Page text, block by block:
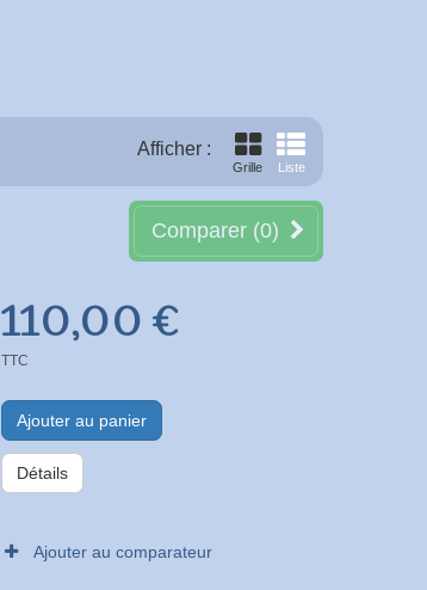
Afficher :
Grille Liste
Comparer (0)
110,00 €
TTC
Ajouter au panier
Détails
Ajouter au comparateur